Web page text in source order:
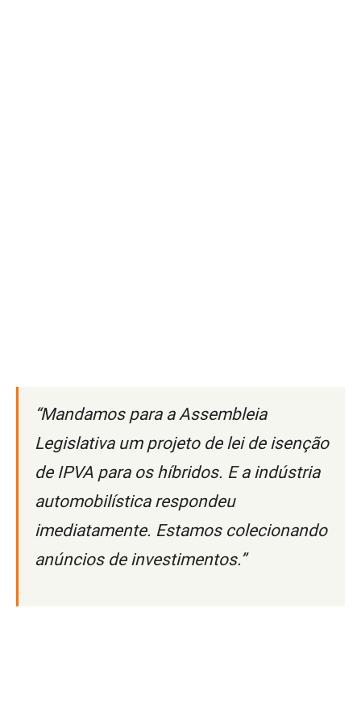
“Mandamos para a Assembleia
Legislativa um projeto de lei de isenção
de IPVA para os híbridos. E a indústria
automobilística respondeu
imediatamente. Estamos colecionando
anúncios de investimentos.”